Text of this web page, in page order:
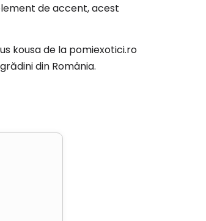
de accent, acest
kousa de la pomiexotici.ro
din România.